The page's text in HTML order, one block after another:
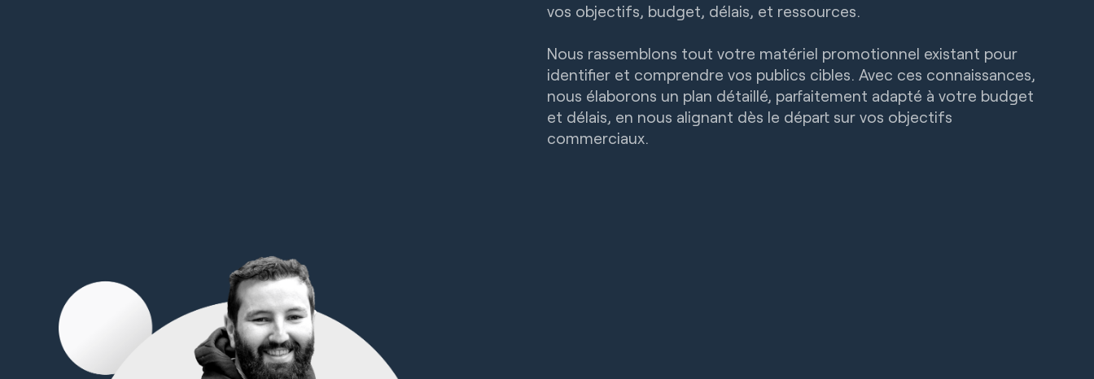
vos objectifs, budget, délais, et ressources.
Nous rassemblons tout votre matériel promotionnel existant pour
identifier et comprendre vos publics cibles. Avec ces connaissances,
nous élaborons un plan détaillé, parfaitement adapté à votre budget
et délais, en nous alignant dès le départ sur vos objectifs
commerciaux.